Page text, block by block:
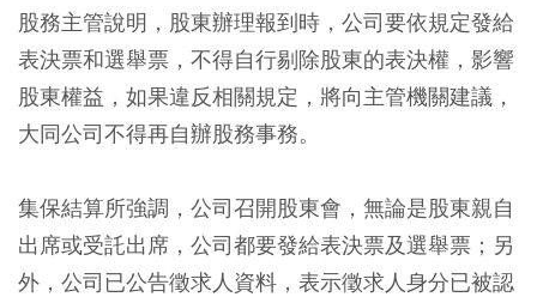
股務主管說明，股東辦理報到時，公司要依規定發給
表決票和選舉票，不得自行剔除股東的表決權，影響
股東權益，如果違反相關規定，將向主管機關建議，
大同公司不得再自辦股務事務。
集保結算所強調，公司召開股東會，無論是股東親自
出席或受託出席，公司都要發給表決票及選舉票；另
外，公司已公告徵求人資料，表示徵求人身分已被認